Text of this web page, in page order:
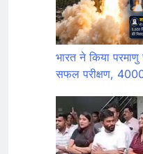
भारत ने किया परमाणु
सफल परीक्षण, 4000